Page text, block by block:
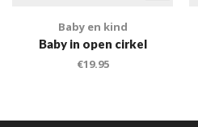
Baby en kind
Baby in open cirkel
€19.95